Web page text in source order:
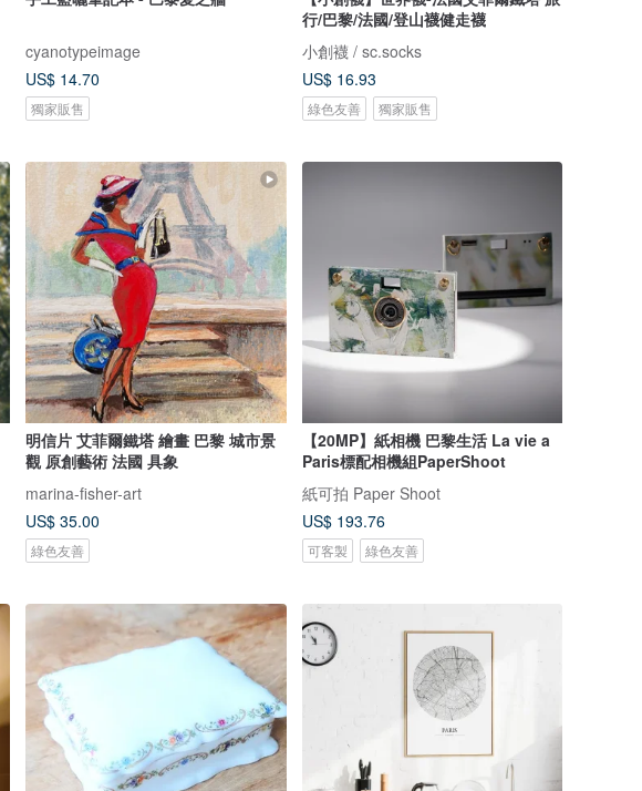
cyanotypeimage
US$ 14.70
獨家販售
行/巴黎/法國/登山襪健走襪
小創襪 / sc.socks
US$ 16.93
綠色友善 獨家販售
明信片 艾菲爾鐵塔 繪畫 巴黎 城市景
觀 原創藝術 法國 具象
marina-fisher-art
US$ 35.00
綠色友善
【20MP】紙相機 巴黎生活 La vie a
Paris標配相機組PaperShoot
紙可拍 Paper Shoot
US$ 193.76
可客製 綠色友善